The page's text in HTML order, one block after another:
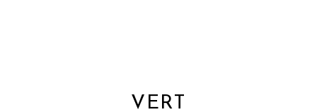
VERT